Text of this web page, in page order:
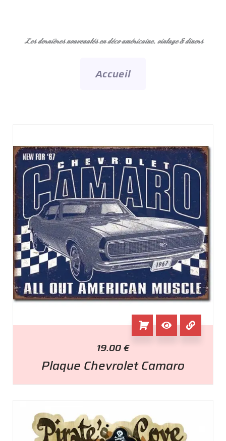
Les dernières nouveautés en déco américaine, vintage & diners
Accueil
19.00€
Plaque Chevrolet Camaro